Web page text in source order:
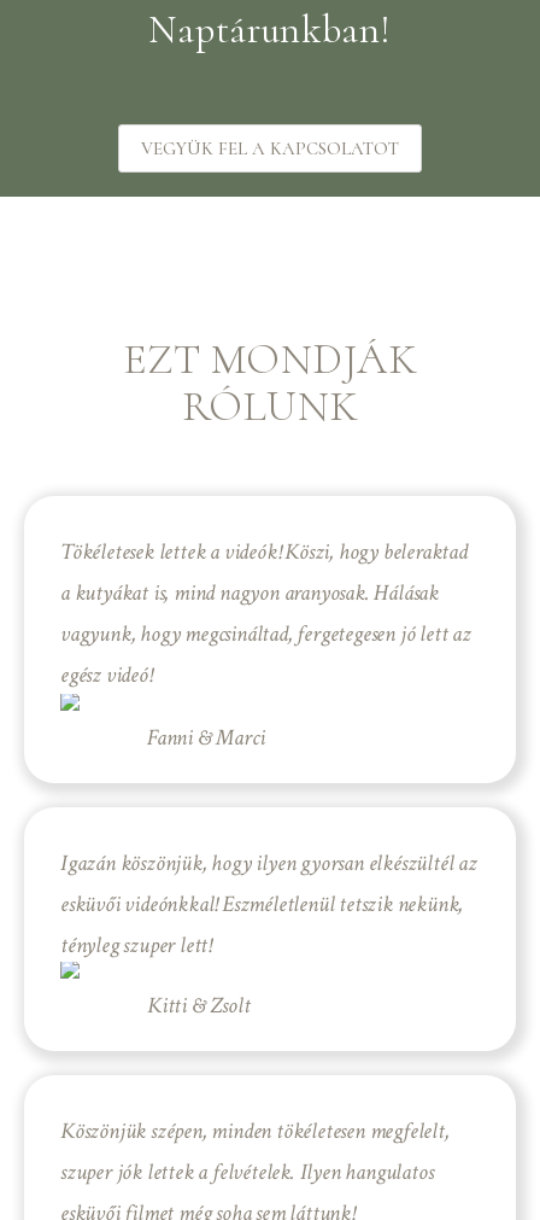
Naptárunkban!
VEGYÜK FEL A KAPCSOLATOT
EZT MONDJÁK
RÓLUNK
Tökéletesek lettek a videók! Köszi, hogy beleraktad
a kutyákat is, mind nagyon aranyosak. Hálásak
vagyunk, hogy megcsináltad, fergetegesen jó lett az
egész videó!
Fanni & Marci
Igazán köszönjük, hogy ilyen gyorsan elkészültél az
esküvői videónkkal! Eszméletlenül tetszik nekünk,
tényleg szuper lett!
Kitti & Zsolt
Köszönjük szépen, minden tökéletesen megfelelt,
szuper jók lettek a felvételek. Ilyen hangulatos
esküvői filmet még soha sem láttunk!